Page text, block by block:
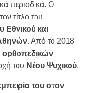
περιοδικά. Ο
τίτλο του
Εθνικού και
. Από το 2018
ορθοπεδικών
του Νέου Ψυχικού.
του στον